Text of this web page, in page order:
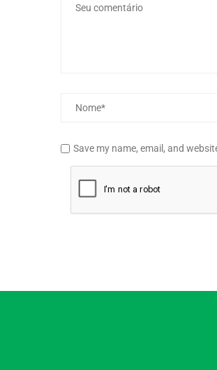
Save my name, email, and